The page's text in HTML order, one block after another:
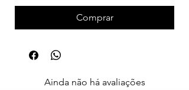
Comprar
Ainda não há avaliações